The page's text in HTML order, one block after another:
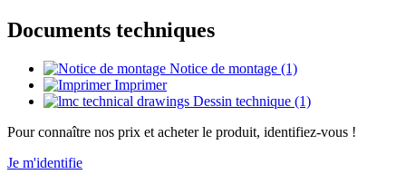
Documents techniques
Notice de montage (1)
Imprimer
Dessin technique (1)
Pour connaître nos prix et acheter le produit, identifiez-vous !
Je m'identifie